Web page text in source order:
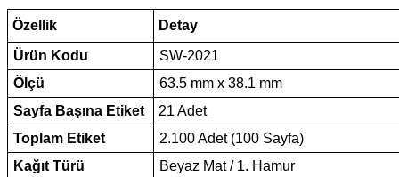
Özellik
Detay
Ürün Kodu
SW-2021
Ölçü
63.5 mm x 38.1 mm
Sayfa Başına Etiket
21 Adet
Toplam Etiket
2.100 Adet (100 Sayfa)
Kağıt Türü
Beyaz Mat / 1. Hamur